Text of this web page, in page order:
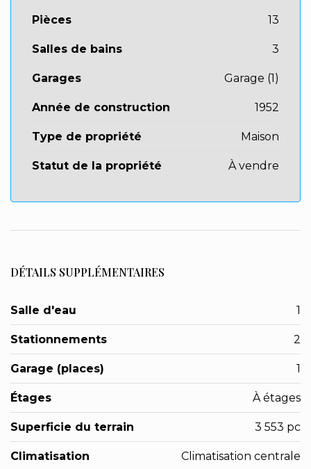
Pièces 13
Salles de bains 3
Garages Garage (1)
Année de construction 1952
Type de propriété Maison
Statut de la propriété À vendre
DÉTAILS SUPPLÉMENTAIRES
Salle d'eau 1
Stationnements 2
Garage (places) 1
Étages À étages
Superficie du terrain 3 553 pc
Climatisation Climatisation centrale